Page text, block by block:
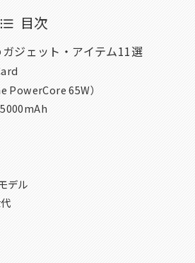
目次
ジェット・アイテム11選
65W）
デル